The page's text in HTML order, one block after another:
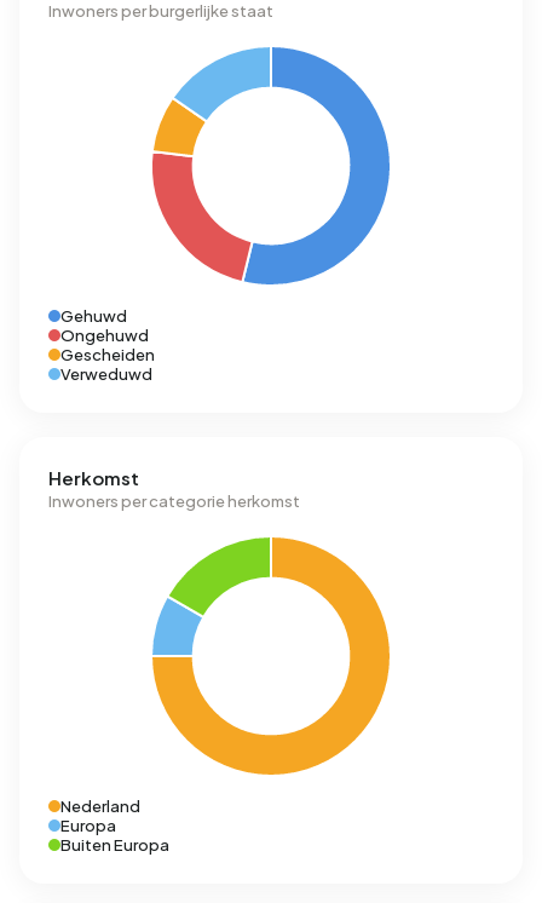
Inwoners per burgerlijke staat
Gehuwd
Ongehuwd
Gescheiden
Verweduwd
Herkomst
Inwoners per categorie herkomst
Nederland
Europa
Buiten Europa